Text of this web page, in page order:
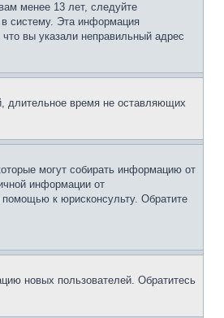
менее 13 лет, следуйте
систему. Эта информация
вы указали неправильный адрес
длительное время не оставляющих
могут собирать информацию от
информации от
к юрисконсульту. Обратите
новых пользователей. Обратитесь